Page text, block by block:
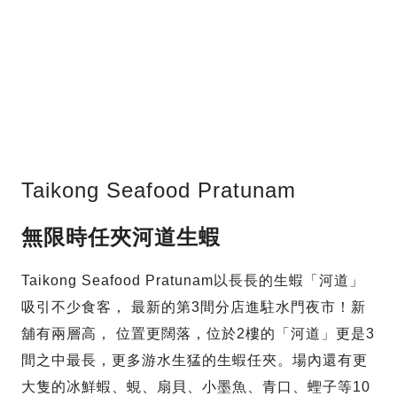
Taikong Seafood Pratunam
無限時任夾河道生蝦
Taikong Seafood Pratunam以長長的生蝦「河道」
吸引不少食客， 最新的第3間分店進駐水門夜市！新
舖有兩層高， 位置更闊落，位於2樓的「河道」更是3
間之中最長，更多游水生猛的生蝦任夾。場內還有更
大隻的冰鮮蝦、蜆、扇貝、小墨魚、青口、蟶子等10